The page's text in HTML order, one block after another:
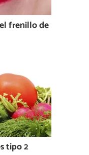
frenillo de
tipo 2